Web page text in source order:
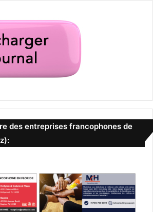
des entreprises francophones de